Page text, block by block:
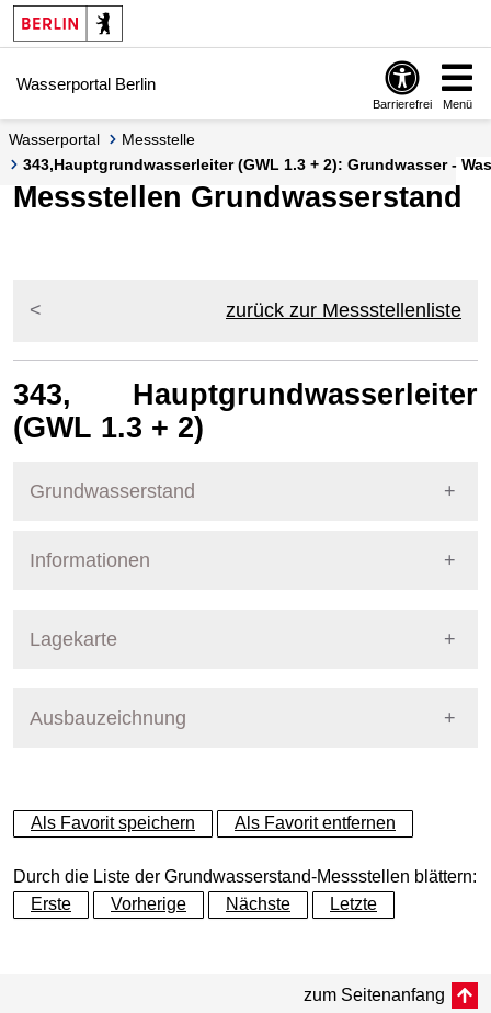
Springe zur Navigation
Springe zum Inhalt
Wasserportal Berlin
Barrierefrei Menü
Wasserportal
Messstelle
343,Hauptgrundwasserleiter (GWL 1.3 + 2): Grundwasser -
Messstellen Grundwasserstand
zurück zur Messstellenliste
343, Hauptgrundwasserleiter
(GWL 1.3 + 2)
Grundwasserstand
Dynamische Grafik
Informationen
Nummer
Ausprägung GW-Stand
Grundwasserleiter Hauptgrundwasserleiter
Lagekarte
+
Ausbauzeichnung
Als Favorit speichern Als Favorit entfernen
Durch die Liste der Grundwasserstand-Messstellen blättern:
Erste
Vorherige Nächste Letzte
zum Seitenanfang